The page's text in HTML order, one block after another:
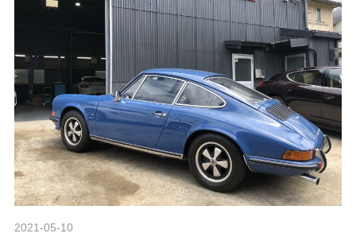
2021-05-10